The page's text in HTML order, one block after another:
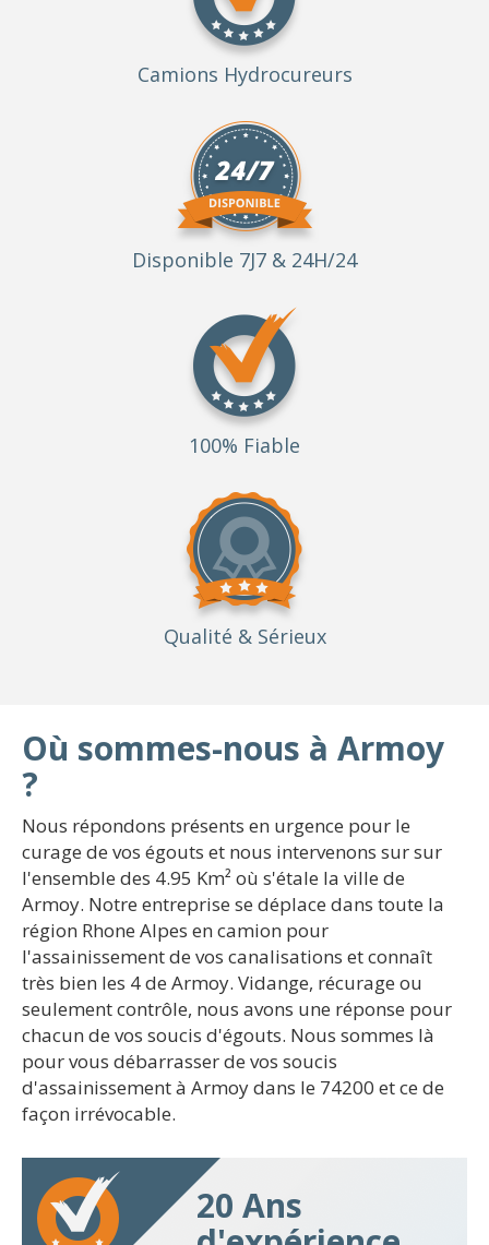
Camions Hydrocureurs
Disponible 7J7 & 24H/24
100% Fiable
Qualité & Sérieux
Où sommes-nous à Armoy
?
Nous répondons présents en urgence pour le
curage de vos égouts et nous intervenons sur sur
l'ensemble des 4.95 Km² où s'étale la ville de
Armoy. Notre entreprise se déplace dans toute la
région Rhone Alpes en camion pour
l'assainissement de vos canalisations et connaît
très bien les 4 de Armoy. Vidange, récurage ou
seulement contrôle, nous avons une réponse pour
chacun de vos soucis d'égouts. Nous sommes là
pour vous débarrasser de vos soucis
d'assainissement à Armoy dans le 74200 et ce de
façon irrévocable.
20 Ans